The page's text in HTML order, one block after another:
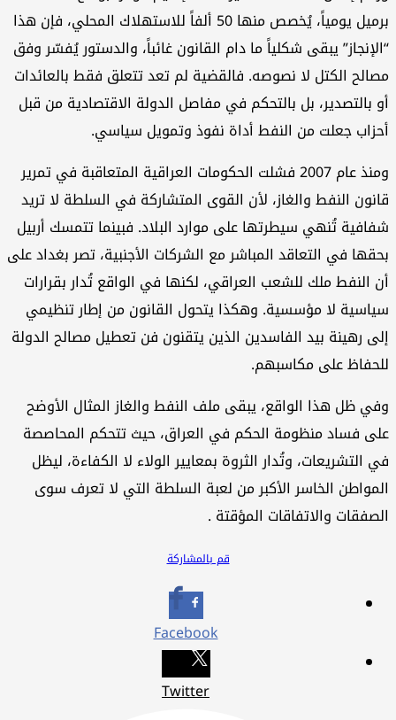
برميل يومياً، يُخصص منها 50 ألفاً للاستهلاك المحلي، فإن هذا
يبقى شكلياً ما دام القانون غائباً، والدستور يُفسّر وفق
الكتل لا نصوصه. فالقضية لم تعد تتعلق فقط بالعائدات
بالتصدير، بل بالتحكم في مفاصل الدولة الاقتصادية من قبل
جعلت من النفط أداة نفوذ وتمويل سياسي.
ومنذ عام 2007 فشلت الحكومات العراقية المتعاقبة في تمرير
النفط والغاز، لأن القوى المتشاركة في السلطة لا تريد
تُنهي سيطرتها على موارد البلاد. فبينما تتمسك أربيل
في التعاقد المباشر مع الشركات الأجنبية، تصر بغداد على
النفط ملك للشعب العراقي، لكنها في الواقع تُدار بقرارات
لا مؤسسية. وهكذا يتحول القانون من إطار تنظيمي
رهينة بيد الفاسدين الذين يتقنون فن تعطيل مصالح الدولة
على مكاسبهم.
ظل هذا الواقع، يبقى ملف النفط والغاز المثال الأوضح
فساد منظومة الحكم في العراق، حيث تتحكم المحاصصة
التشريعات، وتُدار الثروة بمعايير الولاء لا الكفاءة، ليظل
الخاسر الأكبر من لعبة السلطة التي لا تعرف سوى
والاتفاقات المؤقتة .
قم بالمشاركة
Facebook
Twitter